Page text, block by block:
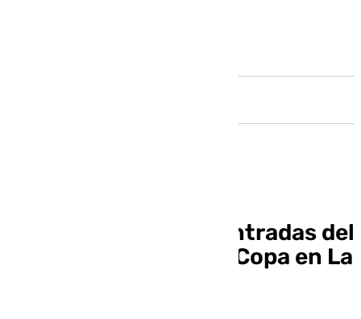
Salen a la venta las entradas del
Marbella-Atlético de Copa en La